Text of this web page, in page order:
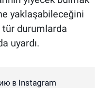
yaklaşabileceğini
tür durumlarda
uyardı.
в Instagram